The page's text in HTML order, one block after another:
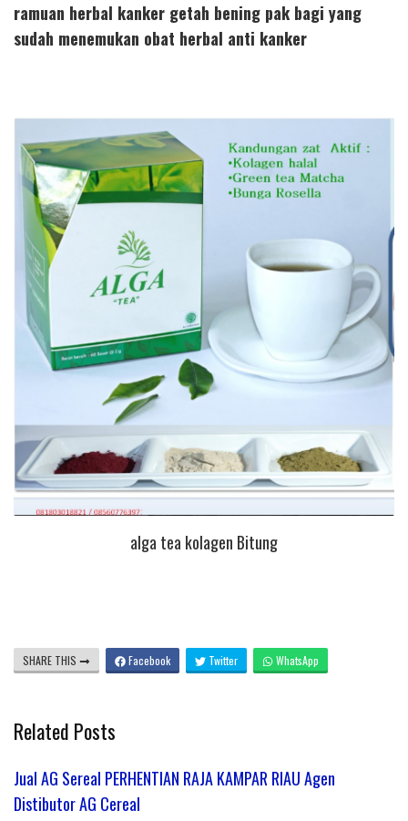
ramuan herbal kanker getah bening pak bagi yang
sudah menemukan obat herbal anti kanker
alga tea kolagen Bitung
SHARE THIS Facebook Twitter WhatsApp
Related Posts
Jual AG Sereal PERHENTIAN RAJA KAMPAR RIAU Agen
Distibutor AG Cereal